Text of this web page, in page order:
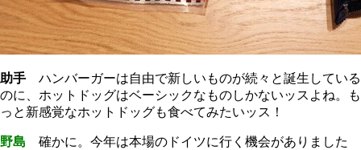
助手 ハンバーガーは自由で新しいものが続々と誕生している
のに、ホットドッグはベーシックなものしかないッスよね。も
っと新感覚なホットドッグも食べてみたいッス！
野島 確かに。今年は本場のドイツに行く機会がありました